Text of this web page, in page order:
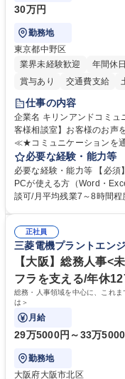
30万円
勤務地
東京都中野区
業界未経験歓迎
年間休
賞与あり
交通費支給
仕事の内容
企業名 キリンアンドコミュニケーショ
客様相談室】お客様のお声をも
≪★コミュニケーションを
お客様のお声をより良い商
様相談室でのお仕事です。 日々お客様からいただくキリングループへのご
意見を、企業活動に活かし
って対応、情報提供すると
平均100件前後■メール・手紙：同上40件前
相談室】お客様のお声をも
必要な経験・能力等
必要な経験・能力等 【必須
PCが使える方（Word・
談可/月平均残業7～8時間程度 【入社後の研修】着任から1か月は電
すのでご安心ください。 【
う会社として、お客様との
を込めてコミュニケーシ
す。 学歴・資格 学歴：大学院 大学 高専 短大 専修学校 高校 語学力： 資
格：
正社員
三菱電機プラントエン
【大阪】総務人事<
フラを支える/年休
総務・人事領域を中心に、これ
は＞
月給
29万5000円～33万
勤務地
大阪府大阪市北区